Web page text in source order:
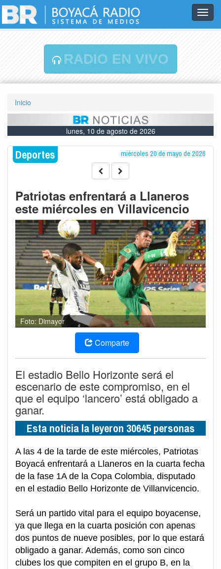
RADIO EN VIVO
Inicio
lunes, 10 de agosto de 2026
Deportes miércoles 20 de mayo de 2026
Patriotas enfrentará a Llaneros
este miércoles en Villavicencio
Foto: Dimayor
Comparte
El estadio Bello Horizonte será el
escenario de este compromiso, en el
que el equipo ‘lancero’ está obligado a
ganar.
Esta noticia la leyeron 30645 personas
A las 4 de la tarde de este miércoles, Patriotas
Boyacá enfrentará a Llaneros en la cuarta fecha
de la fase 1A de la Copa Colombia, disputado
en el estadio Bello Horizonte de Villanvicencio.
Será un partido vital para el equipo boyacense,
ya que llega en la cuarta posición con apenas
dos puntos de nueve posibles, por lo que estará
obligado a ganar. Además, como son cinco
clubes los que compiten en el grupo B, en la